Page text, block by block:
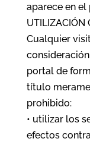
aparece en
UTILIZACIÓN
Cualquier
portal de
título
prohibido:
• utilizar los
efectos